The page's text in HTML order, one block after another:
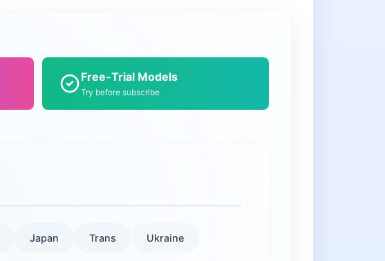
Free-Trial Models
Try before subscribe
Japan Trans Ukraine